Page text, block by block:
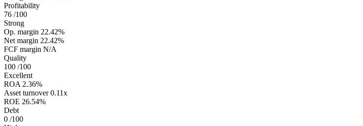
Profitability
76 /100
Strong
Op. margin 22.42%
Net margin 22.42%
FCF margin N/A
Quality
100 /100
Excellent
ROA 2.36%
Asset turnover 0.11x
ROE 26.54%
Debt
0 /100